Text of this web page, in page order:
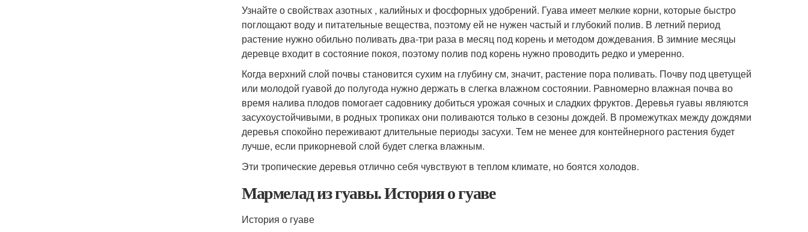
Узнайте о свойствах азотных , калийных и фосфорных удобрений. Гуава имеет мелкие корни, которые быстро
поглощают воду и питательные вещества, поэтому ей не нужен частый и глубокий полив. В летний период
растение нужно обильно поливать два-три раза в месяц под корень и методом дождевания. В зимние месяцы
деревце входит в состояние покоя, поэтому полив под корень нужно проводить редко и умеренно.
Когда верхний слой почвы становится сухим на глубину см, значит, растение пора поливать. Почву под цветущей
или молодой гуавой до полугода нужно держать в слегка влажном состоянии. Равномерно влажная почва во
время налива плодов помогает садовнику добиться урожая сочных и сладких фруктов. Деревья гуавы являются
засухоустойчивыми, в родных тропиках они поливаются только в сезоны дождей. В промежутках между дождями
деревья спокойно переживают длительные периоды засухи. Тем не менее для контейнерного растения будет
лучше, если прикорневой слой будет слегка влажным.
Эти тропические деревья отлично себя чувствуют в теплом климате, но боятся холодов.
Мармелад из гуавы. История о гуаве
История о гуаве